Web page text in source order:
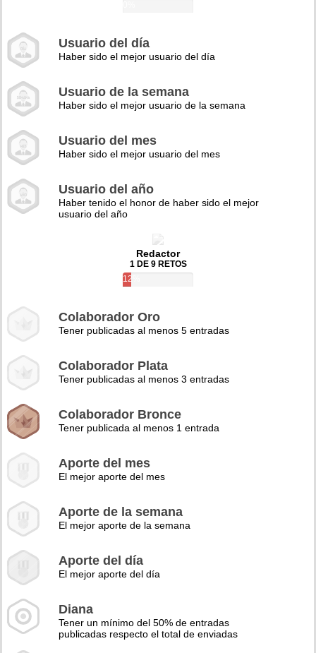
Usuario del día
Haber sido el mejor usuario del día
Usuario de la semana
Haber sido el mejor usuario de la semana
Usuario del mes
Haber sido el mejor usuario del mes
Usuario del año
Haber tenido el honor de haber sido el mejor
usuario del año
Redactor
1 DE 9 RETOS
12%
Colaborador Oro
Tener publicadas al menos 5 entradas
Colaborador Plata
Tener publicadas al menos 3 entradas
Colaborador Bronce
Tener publicada al menos 1 entrada
Aporte del mes
El mejor aporte del mes
Aporte de la semana
El mejor aporte de la semana
Aporte del día
El mejor aporte del día
Diana
Tener un mínimo del 50% de entradas
publicadas respecto el total de enviadas